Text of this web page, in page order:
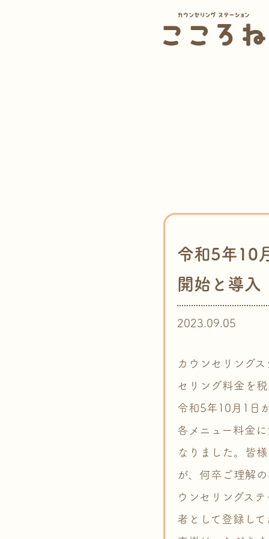
令和5年10
開始と導入
2023.09.05
カウンセリング
セリング料金を
令和5年10月1日
各メニュー料金
なりました。皆
が、何卒ご理解
ウンセリングス
者として登録し